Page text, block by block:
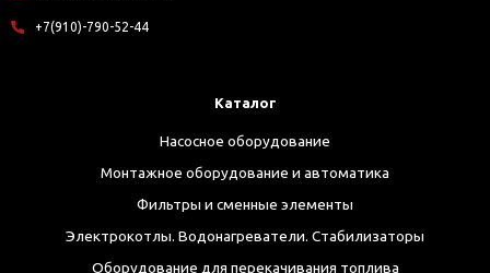
+7(910)-790-52-44
Каталог
Насосное оборудование
Монтажное оборудование и автоматика
Фильтры и сменные элементы
Электрокотлы. Водонагреватели. Стабилизаторы
Оборудование для перекачивания топлива